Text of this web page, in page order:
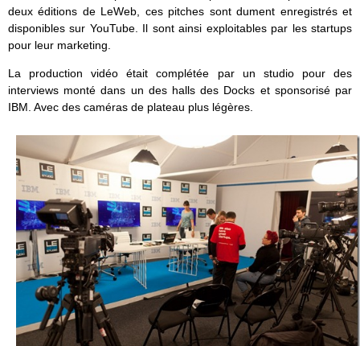
deux éditions de LeWeb, ces pitches sont dument enregistrés et
disponibles sur YouTube. Il sont ainsi exploitables par les startups
pour leur marketing.
La production vidéo était complétée par un studio pour des
interviews monté dans un des halls des Docks et sponsorisé par
IBM. Avec des caméras de plateau plus légères.